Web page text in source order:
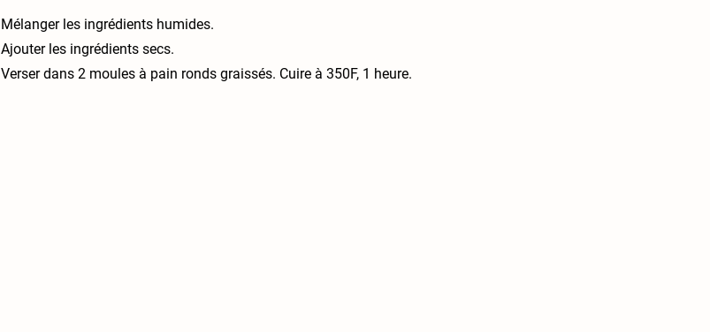
Mélanger les ingrédients humides.
Ajouter les ingrédients secs.
Verser dans 2 moules à pain ronds graissés. Cuire à 350F, 1 heure.